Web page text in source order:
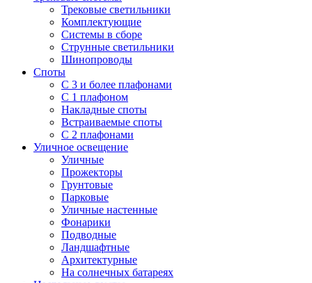
Трековые светильники
Комплектующие
Системы в сборе
Струнные светильники
Шинопроводы
Споты
С 3 и более плафонами
С 1 плафоном
Накладные споты
Встраиваемые споты
С 2 плафонами
Уличное освещение
Уличные
Прожекторы
Грунтовые
Парковые
Уличные настенные
Фонарики
Подводные
Ландшафтные
Архитектурные
На солнечных батареях